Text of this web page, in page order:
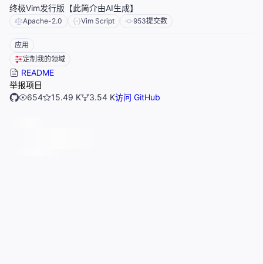
终极Vim发行版【此简介由AI生成】
Apache-2.0 Vim Script 953提交数
应用
定制我的领域
README
举报项目
654
15.49 K 3.54 K访问 GitHub